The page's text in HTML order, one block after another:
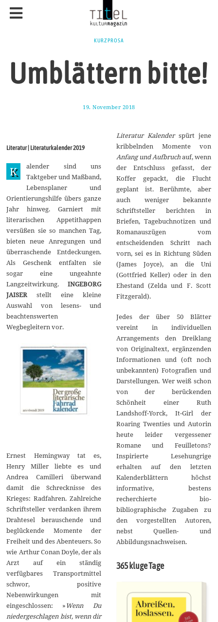
KURZPROSA
Umblättern bitte!
19. November 2018
o
v
e
m
b
e
r
2
8
Literatur | Literaturkalender 2019
K
alender sind uns
Taktgeber und Maßband,
Lebensplaner und
Orientierungshilfe übers ganze
Jahr hinweg. Garniert mit
literarischen Appetithappen
versüßen sie so manchen Tag,
bieten neue Anregungen und
überraschende Entdeckungen.
Als Geschenk entfalten sie
sogar eine ungeahnte
Langzeitwirkung.INGEBORG
JAISER stellt eine kleine
Auswahl von lesens- und
beachtenswerten
Wegbegleitern vor.
Ernest Hemingway tat es,
Henry Miller liebte es und
Andrea Camilleri überwand
damit die Schrecknisse des
Krieges: Radfahren. Zahlreiche
Schriftsteller verdanken ihrem
Drahtesel berauschende und
beglückende Momente der
Freiheit und des Abenteuers. So
wie Arthur Conan Doyle, der als
Arzt auf ein ständig
verfügbares Transportmittel
schwor, positive
Nebenwirkungen mit
eingeschlossen: »Wenn Du
niedergeschlagen bist, wenn dir
Literatur Kalender spürt jene
kribbelnden Momente von
Anfang und Aufbruchauf, wenn
der Entschluss gefasst, der
Koffer gepackt, die Flucht
geplant ist. Berühmte, aber
auch weniger bekannte
Schriftsteller berichten in
Briefen, Tagebuchnotizen und
Romanauszügen vom
entscheidenden Schritt nach
vorn, sei es in Richtung Süden
(James Joyce), an die Uni
(Gottfried Keller) oder in den
Ehestand (Zelda und F. Scott
Fitzgerald).
Jedes der über 50 Blätter
vereint in individuellen
Arrangements den Dreiklang
von Originaltext, ergänzenden
Informationen und (oft noch
unbekannten) Fotografien und
Darstellungen. Wer weiß schon
von der berückenden
Schönheit einer Ruth
Landshoff-Yorck, It-Girl der
Roaring Twenties und Autorin
heute leider vergessener
Romane und Feuilletons?
Inspirierte Lesehungrige
erhalten auf den letzten
Kalenderblättern höchst
informative, bestens
recherchierte bio-
bibliographische Zugaben zu
den vorgestellten Autoren,
nebst Quellen- und
Abbildungsnachweisen.
365 kluge Tage